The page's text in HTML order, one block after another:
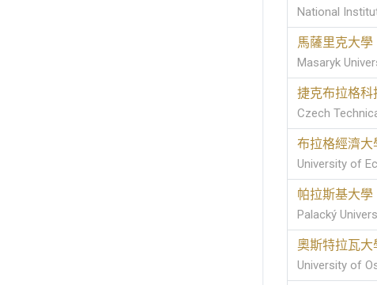
National
馬薩里克大學
Masaryk
捷克布拉格科
Czech
布拉格經濟大
University of
帕拉斯基大學
Palacký
奧斯特拉瓦大
University of